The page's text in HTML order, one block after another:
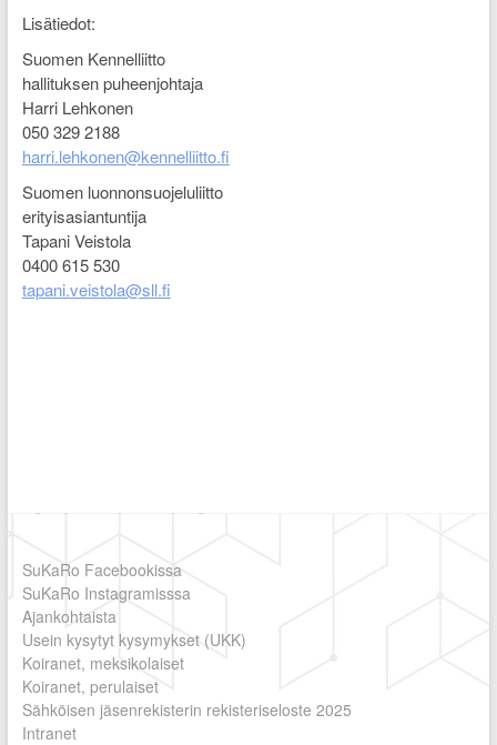
Lisätiedot:
Suomen Kennelliitto
hallituksen puheenjohtaja
Harri Lehkonen
050 329 2188
harri.lehkonen@kennelliitto.fi
Suomen luonnonsuojeluliitto
erityisasiantuntija
Tapani Veistola
0400 615 530
tapani.veistola@sll.fi
SuKaRo Facebookissa
SuKaRo Instagramisssa
Ajankohtaista
Usein kysytyt kysymykset (UKK)
Koiranet, meksikolaiset
Koiranet, perulaiset
Sähköisen jäsenrekisterin rekisteriseloste 2025
Intranet